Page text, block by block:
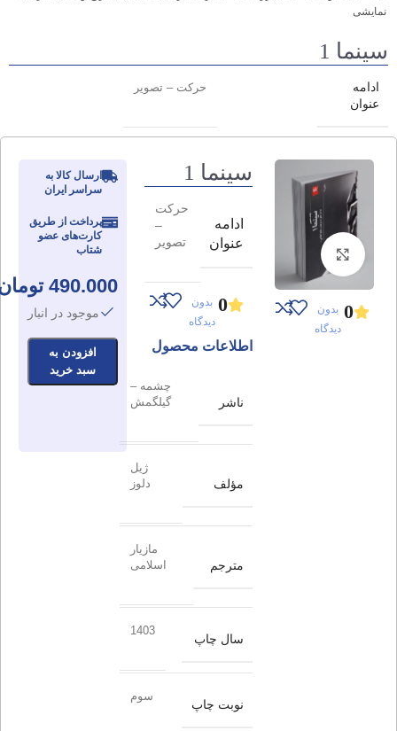
نمایشی
سینما 1
ادامه
عنوان
حرکت – تصویر
برای بزرگنمایی کلیک کنید
0 بدون
دیدگاه
سینما 1
ادامه
عنوان
حرکت
–
تصویر
0 بدون
دیدگاه
اطلاعات محصول
ناشر
چشمه –
گیلگمش
مؤلف
ژیل
دلوز
مترجم
مازیار
اسلامی
سال چاپ
1403
نوبت چاپ
سوم
ارسال کالا به
سراسر ایران
پرداخت از طریق
کارت‌های عضو
شتاب
490.000
موجود در انبار
افزودن به
سبد خرید